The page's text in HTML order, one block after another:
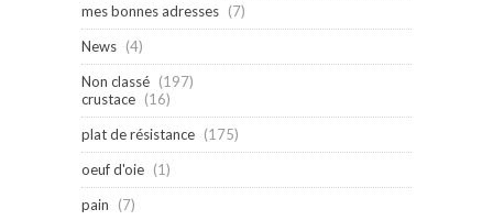
mes bonnes adresses (7)
News (4)
Non classé (197)
crustace (16)
plat de résistance (175)
oeuf d'oie (1)
pain
(7)